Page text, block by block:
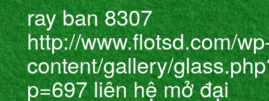
ray ban 8307
http://www.flotsd.com/
content/gallery/
p=697 liên hệ mở đại